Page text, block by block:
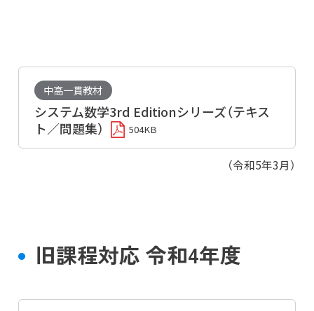
中高一貫教材
システム数学3rd Editionシリーズ（テキス
ト／問題集）
504KB
（令和5年3月）
旧課程対応 令和4年度